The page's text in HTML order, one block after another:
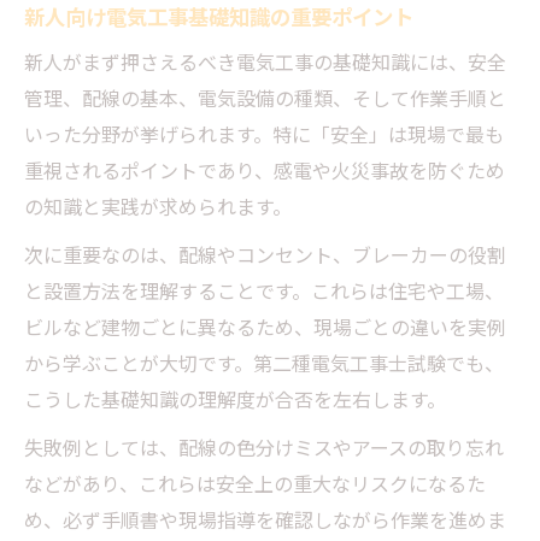
第二種電気工事士に必要な知識の押さえ方
電気工事の知識で合格を目指す具体的戦略
基礎知識から応用へ電気工事士試験対策法
電気工事士2種基礎知識を効率的に習得する
現場で通用する電気工事技能の習得術
電気工事の知識を現場技能に活かすコツ
配線図読み取りに役立つ電気工事知識の実
践
工具の使い方と電気工事の基礎知識の関連
性
現場作業で求められる電気工事知識の深め
方
電気工事現場知識を技能向上に結びつける
新人向け電気工事基礎知識の重要ポイント
新人がまず押さえるべき電気工事の基礎知識には、安全
管理、配線の基本、電気設備の種類、そして作業手順と
いった分野が挙げられます。特に「安全」は現場で最も
重視されるポイントであり、感電や火災事故を防ぐため
の知識と実践が求められます。
次に重要なのは、配線やコンセント、ブレーカーの役割
と設置方法を理解することです。これらは住宅や工場、
ビルなど建物ごとに異なるため、現場ごとの違いを実例
から学ぶことが大切です。第二種電気工事士試験でも、
こうした基礎知識の理解度が合否を左右します。
失敗例としては、配線の色分けミスやアースの取り忘れ
などがあり、これらは安全上の重大なリスクになるた
め、必ず手順書や現場指導を確認しながら作業を進めま